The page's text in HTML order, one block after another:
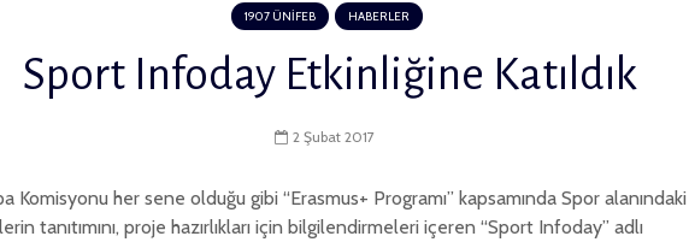
1907 ÜNİFEB HABERLER
Sport Infoday Etkinliğine Katıldık
2 Şubat 2017
Komisyonu her sene olduğu gibi “Erasmus+ Programı” kapsamında Spor alanındaki
tanıtımını, proje hazırlıkları için bilgilendirmeleri içeren “Sport Infoday” adlı